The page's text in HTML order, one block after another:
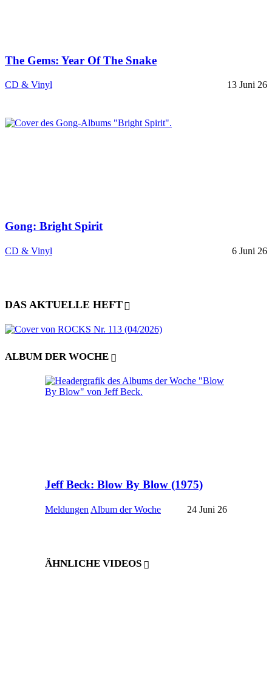
The Gems: Year Of The Snake
CD & Vinyl 13 Juni 26
Gong: Bright Spirit
CD & Vinyl 6 Juni 26
DAS AKTUELLE HEFT
ALBUM DER WOCHE
Jeff Beck: Blow By Blow (1975)
Meldungen Album der Woche 24 Juni 26
ÄHNLICHE VIDEOS